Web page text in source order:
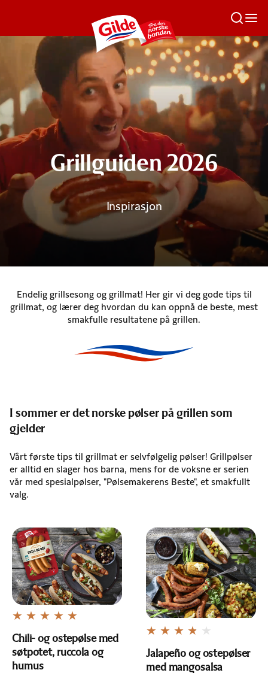
Grillguiden 2026
Inspirasjon
Endelig grillsesong og grillmat! Her gir vi deg gode tips til
grillmat, og lærer deg hvordan du kan oppnå de beste, mest
smakfulle resultatene på grillen.
I sommer er det norske pølser på grillen som
gjelder
Vårt første tips til grillmat er selvfølgelig pølser! Grillpølser
er alltid en slager hos barna, mens for de voksne er serien
vår med spesialpølser, "Pølsemakerens Beste", et smakfullt
valg.
Chili- og ostepølse med
søtpotet, ruccola og
humus
Jalapeño og ostepølser
med mangosalsa